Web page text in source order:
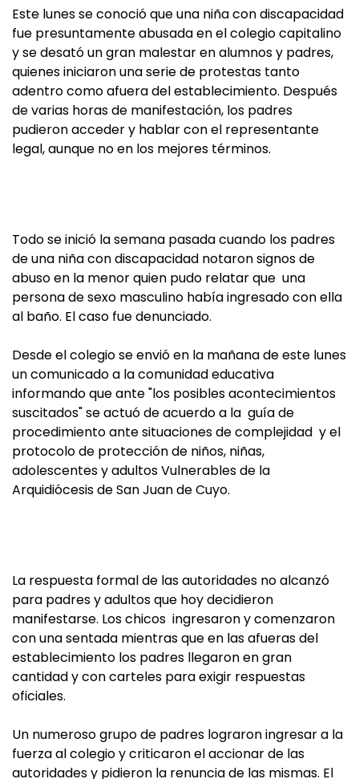
Este lunes se conoció que una niña con discapacidad
fue presuntamente abusada en el colegio capitalino
y se desató un gran malestar en alumnos y padres,
quienes iniciaron una serie de protestas tanto
adentro como afuera del establecimiento. Después
de varias horas de manifestación, los padres
pudieron acceder y hablar con el representante
legal, aunque no en los mejores términos.
Todo se inició la semana pasada cuando los padres
de una niña con discapacidad notaron signos de
abuso en la menor quien pudo relatar que una
persona de sexo masculino había ingresado con ella
al baño. El caso fue denunciado.
Desde el colegio se envió en la mañana de este lunes
un comunicado a la comunidad educativa
informando que ante "los posibles acontecimientos
suscitados" se actuó de acuerdo a la guía de
procedimiento ante situaciones de complejidad y el
protocolo de protección de niños, niñas,
adolescentes y adultos Vulnerables de la
Arquidiócesis de San Juan de Cuyo.
La respuesta formal de las autoridades no alcanzó
para padres y adultos que hoy decidieron
manifestarse. Los chicos ingresaron y comenzaron
con una sentada mientras que en las afueras del
establecimiento los padres llegaron en gran
cantidad y con carteles para exigir respuestas
oficiales.
Un numeroso grupo de padres lograron ingresar a la
fuerza al colegio y criticaron el accionar de las
autoridades y pidieron la renuncia de las mismas. El